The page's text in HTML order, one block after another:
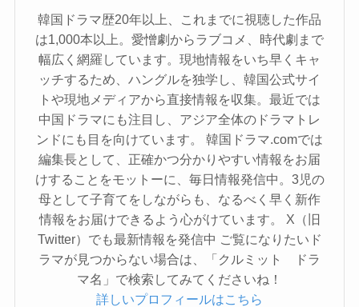
韓国ドラマ歴20年以上、これまでに視聴した作品
は1,000本以上。愛憎劇からラブコメ、時代劇まで
幅広く網羅しています。現地情報をいち早くキャ
ッチするため、ハングルを独学し、韓国公式サイ
トや現地メディアから直接情報を収集。最近では
中国ドラマにも注目し、アジア全体のドラマトレ
ンドにも目を向けています。 韓国ドラマ.comでは
編集長として、正確かつ分かりやすい情報をお届
けすることをモットーに、毎日情報発信中。3児の
母として子育てをしながらも、なるべく早く新作
情報をお届けできるよう心がけています。 X（旧
Twitter）でも最新情報を発信中 ご覧になりたいド
ラマが見つからない場合は、「クルミット ドラ
マ名」で検索してみてくださいね！
詳しいプロフィールはこちら